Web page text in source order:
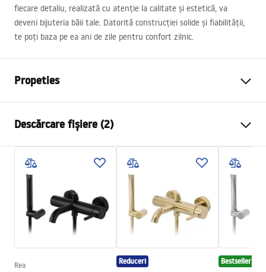
fiecare detaliu, realizată cu atenție la calitate și estetică, va
deveni bijuteria băii tale. Datorită construcției solide și fiabilității,
te poți baza pe ea ani de zile pentru confort zilnic.
Propeties
Metodă de montaj
Culoare
Auriu periat
Tip de gura de scurgere
Fixă
Inox, Alamă
Lungimea gurii
100mm
Inalime
mm
Diametru pentru conectare
1/2 țoli
Descărcare fișiere (2)
Instrucțiuni de asamblare
Condiții de garanție
Warranty_Terms_and_Conditions_Faucets_-_5.pdf
Rea Reduceri Bestseller